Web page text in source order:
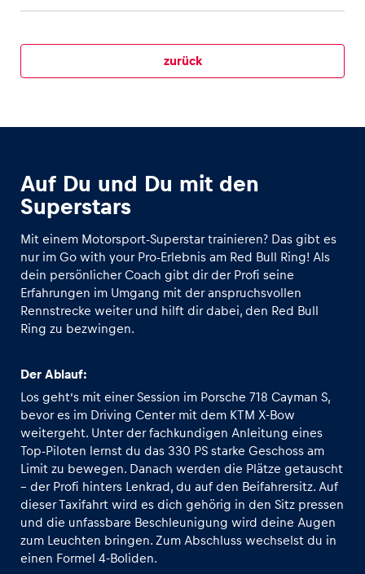
Fahrzeug
Business
Alle anzeigen
Glossar
zurück
Auf Du und Du mit den
Superstars
Mit einem Motorsport-Superstar trainieren? Das gibt es
nur im Go with your Pro-Erlebnis am Red Bull Ring! Als
dein persönlicher Coach gibt dir der Profi seine
Erfahrungen im Umgang mit der anspruchsvollen
Rennstrecke weiter und hilft dir dabei, den Red Bull
Ring zu bezwingen.
Der Ablauf:
Los geht’s mit einer Session im Porsche 718 Cayman S,
bevor es im Driving Center mit dem KTM X-Bow
weitergeht. Unter der fachkundigen Anleitung eines
Top-Piloten lernst du das 330 PS starke Geschoss am
Limit zu bewegen. Danach werden die Plätze getauscht
– der Profi hinters Lenkrad, du auf den Beifahrersitz. Auf
dieser Taxifahrt wird es dich gehörig in den Sitz pressen
und die unfassbare Beschleunigung wird deine Augen
zum Leuchten bringen. Zum Abschluss wechselst du in
einen Formel 4-Boliden.